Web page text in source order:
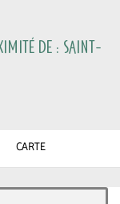
de : Saint-
CARTE